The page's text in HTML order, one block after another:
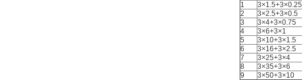
1
3×1.5+3×0.25
2
3×2.5+3×0.5
3
3×4+3×0.75
4
3×6+3×1
5
3×10+3×1.5
6
3×16+3×2.5
7
3×25+3×4
8
3×35+3×6
9
3×50+3×10